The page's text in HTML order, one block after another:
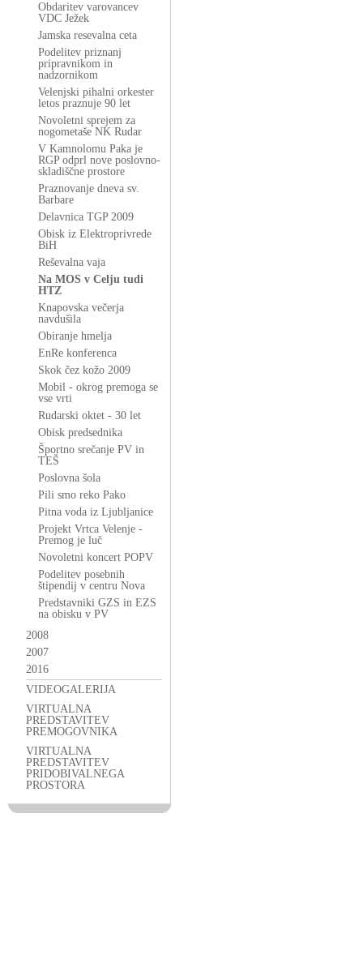
Obdaritev varovancev
VDC Ježek
Jamska resevalna ceta
Podelitev priznanj
pripravnikom in
nadzornikom
Velenjski pihalni orkester
letos praznuje 90 let
Novoletni sprejem za
nogometaše NK Rudar
V Kamnolomu Paka je
RGP odprl nove poslovno-
skladiščne prostore
Praznovanje dneva sv.
Barbare
Delavnica TGP 2009
Obisk iz Elektroprivrede
BiH
Reševalna vaja
Na MOS v Celju tudi
HTZ
Knapovska večerja
navdušila
Obiranje hmelja
EnRe konferenca
Skok čez kožo 2009
Mobil - okrog premoga se
vse vrti
Rudarski oktet - 30 let
Obisk predsednika
Športno srečanje PV in
TEŠ
Poslovna šola
Pili smo reko Pako
Pitna voda iz Ljubljanice
Projekt Vrtca Velenje -
Premog je luč
Novoletni koncert POPV
Podelitev posebnih
štipendij v centru Nova
Predstavniki GZS in EZS
na obisku v PV
2008
2007
2016
VIDEOGALERIJA
VIRTUALNA
PREDSTAVITEV
PREMOGOVNIKA
VIRTUALNA
PREDSTAVITEV
PRIDOBIVALNEGA
PROSTORA